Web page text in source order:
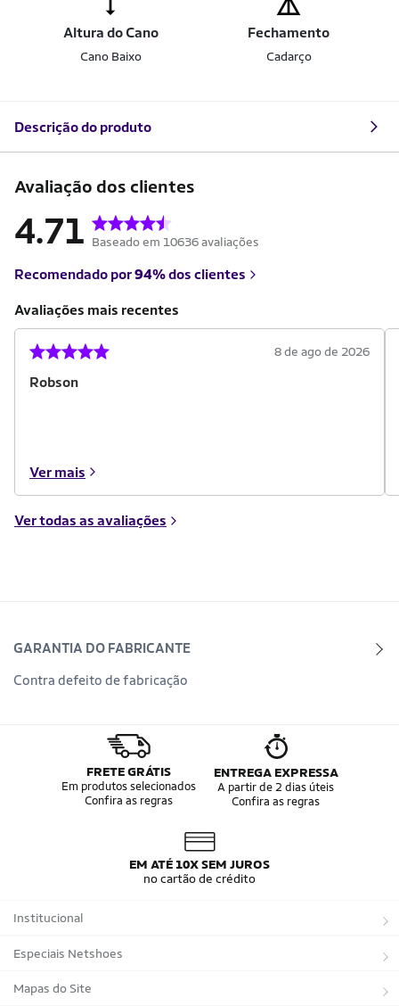
Altura do Cano
Cano Baixo
Fechamento
Cadarço
Descrição do produto
Avaliação dos clientes
4.71 Baseado em 10636 avaliações
Recomendado por94%dos clientes
Avaliações mais recentes
Robson
8 de ago de 2026
Ver mais
Ver todas as avaliações
GARANTIA DO FABRICANTE
Contra defeito de fabricação
FRETE GRÁTIS
Em produtos selecionados
Confira as regras
ENTREGA EXPRESSA
A partir de 2 dias úteis
Confira as regras
EM ATÉ 10X SEM JUROS
no cartão de crédito
Institucional
Sobre a Netshoes
Política de Privacidade
Especiais Netshoes
Suplementos
Mapas do Site